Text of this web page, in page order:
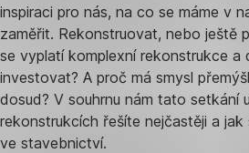
inspiraci pro nás, na co se máme v
zaměřit. Rekonstruovat, nebo ještě
se vyplatí komplexní rekonstrukce a
investovat? A proč má smysl
dosud? V souhrnu nám tato setkání
rekonstrukcích řešíte nejčastěji a
ve stavebnictví.